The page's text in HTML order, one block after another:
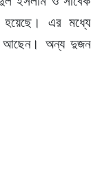
হয়েছে। এর মধ্যে
আছেন। অন্য দুজন